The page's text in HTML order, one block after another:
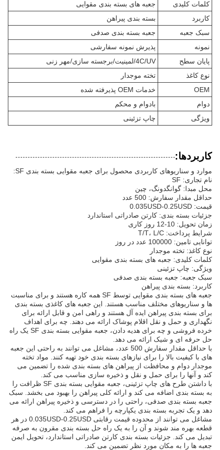
کلمات کلیدی
جعبه های بسته بندی مقوایی
کاربرد
بسته بندی پیراهن
سبک جعبه
جعبه بسته بندی صدفی
نمونه
پذیرش نمونه سفارشی
پایان سطح
4C/UV/لمینیت/برجسته سازی/مهر زنی
نوع کاغذ
تخته موجدار
OEM
خدمات OEM پذیرفته شده
دوام
بادوام و محکم
ویژگی
چاپ تزئینی
کاربردها:
موارد و سناریوهای کاربردی محصول برای جعبه مقوایی بسته بندی SF:
نام تجاری: SF
محل مبدا: گوانگدونگ، چین
حداقل مقدار سفارش: 500 عدد
قیمت: 0.035USD-0.25USD
جزئیات بسته بندی: کارتن صادراتی استاندارد
زمان تحویل: 10-12 روز کاری
شرایط پرداخت: T/T، L/C
توانایی تامین: 100000 عدد در روز
نوع کاغذ: تخته موجدار
کلمات کلیدی: جعبه های بسته بندی مقوایی
ویژگی: چاپ تزئینی
سبک جعبه: جعبه بسته بندی صدفی
کاربرد: بسته بندی پیراهن
جعبه های بسته بندی مقوایی توسط SF همه کاره هستند و برای مناسبت
ها و سناریوهای مختلف مناسب هستند. این جعبه های کاغذی بسته بندی
برای بسته بندی پیراهن ایده آل هستند و راهی امن و قابل ارائه برای
نگهداری و حمل و نقل اقلام پوشاک ارائه می دهند. چه برای اهداف
خرده فروشی و چه برای هدیه دادن، جعبه مقوایی بسته بندی SF یک راه
حل حرفه ای و شیک ارائه می دهد.
با حداقل مقدار سفارش 500 عدد، مشاغل می توانند به راحتی این جعبه
های با کیفیت بالا را برای نیازهای بسته بندی خود تهیه کنند. مواد تخته
موجدار دوام و محافظت از پیراهن های بسته بندی شده را تضمین می
کند و آنها را برای حمل و نقل و ذخیره سازی مناسب می کند.
با داشتن طرح های چاپ تزئینی، جعبه مقوایی بسته بندی SF ظرافت را
به بسته بندی اضافه می کند و ارائه کلی پیراهن را بهبود می بخشد. سبک
جعبه بسته بندی صدفی، راحتی را در دسترسی و ذخیره پیراهن ارائه می
دهد و یک تجربه بسته بندی یکپارچه را فراهم می کند.
مشاغل می توانند از محدوده قیمت رقابتی 0.035USD-0.25USD در هر
قطعه بهره مند شوند و آن را به یک راه حل بسته بندی مقرون به صرفه
تبدیل می کند. جزئیات بسته بندی کارتن صادراتی استاندارد، تحویل ایمن
جعبه ها را به مکان مورد نظر تضمین می کند.